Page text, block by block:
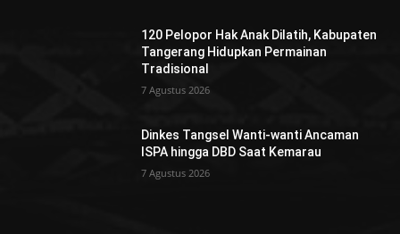
120 Pelopor Hak Anak Dilatih, Kabupaten
Tangerang Hidupkan Permainan
Tradisional
7 Agustus 2026
Dinkes Tangsel Wanti-wanti Ancaman
ISPA hingga DBD Saat Kemarau
7 Agustus 2026